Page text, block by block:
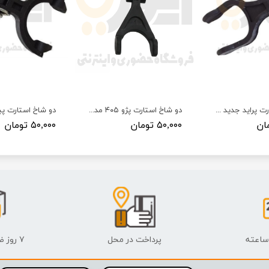
۵۰,۰۰۰ تومان
دو شاخ استارت پژو ۴۰۵ مدل ایسکرا دیاکو
۵۰,۰۰۰ تومان
دو شاخ استارت پراید جدید و ریو مدل نارین دیاکو
پرداخت در محل ۷ روز ضمانت بازگشت